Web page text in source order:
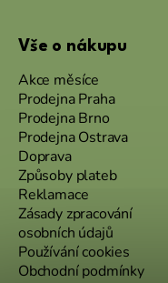
Vše o nákupu
Akce měsíce
Prodejna Praha
Prodejna Brno
Prodejna Ostrava
Doprava
Způsoby plateb
Reklamace
Zásady zpracování
osobních údajů
Používání cookies
Obchodní podmínky